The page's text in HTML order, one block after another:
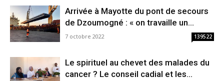
Arrivée à Mayotte du pont de secours
de Dzoumogné : « on travaille un...
7 octobre 2022 139522
Le spirituel au chevet des malades du
cancer ? Le conseil cadial et les...